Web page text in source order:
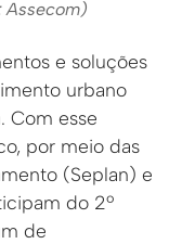
Assecom)
e soluções
urbano
Com esse
por meio das
(Seplan) e
do 2º
de